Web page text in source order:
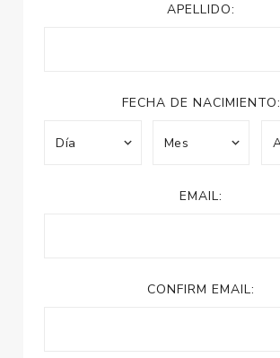
APELLIDO:
FECHA DE NACIMIENTO:
EMAIL:
CONFIRM EMAIL: